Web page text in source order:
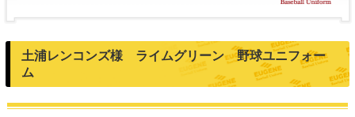
土浦レンコンズ様 ライムグリーン 野球ユニフォー
ム